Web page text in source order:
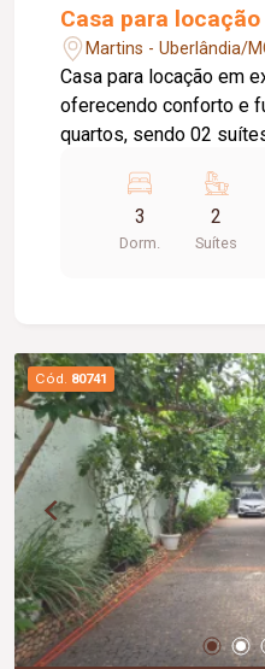
Casa para
Martins - Uberlândia/
Casa para locação em
oferecendo conforto e
quartos, sendo 02
com sala de estar
espaçosa com armário
banheiro, despensa e
bem-estar.
3
Dorm.
2
Suítes
Cód. 80741